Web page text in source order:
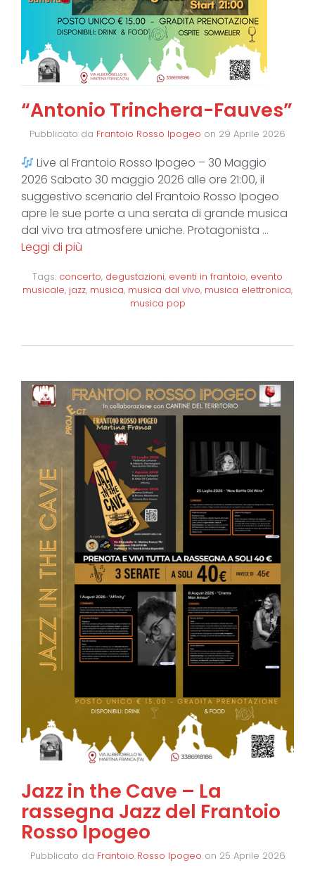
“Antonio Trinchera-Fauves”
Pubblicato da Frantoio Rosso Ipogeo on 29 Aprile 2026
Live al Frantoio Rosso Ipogeo – 30 Maggio
2026 Sabato 30 maggio 2026 alle ore 21:00, il
suggestivo scenario del Frantoio Rosso Ipogeo
apre le sue porte a una serata di grande musica
dal vivo tra atmosfere uniche. Protagonista …
Leggi di più
Tags: concerto, degustazioni, eventi in frantoio, evento
musicale, jazz, musica, musica dal vivo, musica elettronica,
musica pop
Jazz in the Cave – La
rassegna Jazz del Frantoio
Rosso Ipogeo
Pubblicato da Frantoio Rosso Ipogeo on 25 Aprile 2026